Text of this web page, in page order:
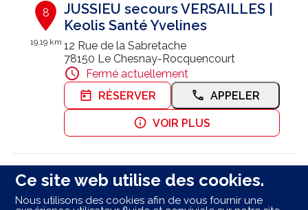
Ce site web utilise des cookies.
Nous utilisons des cookies afin de vous fournir une
8
19.19 km
JUSSIEU secours VERSAILLES |
Keolis Santé Yvelines
12 Rue de la Sabretache
78150 Le Chesnay-Rocquencourt
Fermé actuellement
RÉSERVER
APPELER
VOIR PLUS
9
JUSSIEU SECOURS COMPIEGNE
Ambulances Caro